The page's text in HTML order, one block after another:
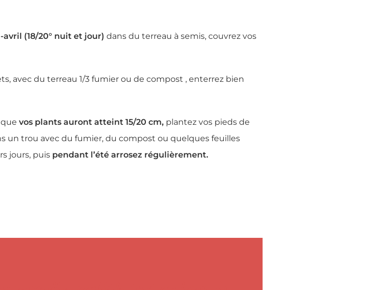
(18/20° nuit et jour) dans du terreau à semis, couvrez vos
avec du terreau 1/3 fumier ou de compost , enterrez bien
vos plants auront atteint 15/20 cm, plantez vos pieds de
un trou avec du fumier, du compost ou quelques feuilles
jours, puis pendant l’été arrosez régulièrement.